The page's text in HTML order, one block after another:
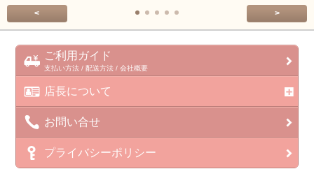
< >
ご利用ガイド
支払い方法 / 配送方法 / 会社概要
店長について
お問い合せ
プライバシーポリシー